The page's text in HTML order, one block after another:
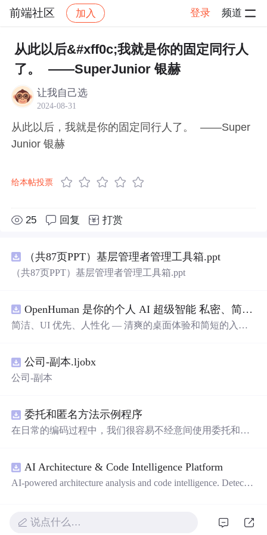
前端社区 加入 登录 频道
社区 前端社区 感慨 帖子详情
从此以后&#xff0c;我就是你的固定同行人
了。 ——SuperJunior 银赫
让我自己选
2024-08-31
从此以后，我就是你的固定同行人了。 ——Super
Junior 银赫
给本帖投票
25 回复 打赏
（共87页PPT）基层管理者管理工具箱.ppt
（共87页PPT）基层管理者管理工具箱.ppt
OpenHuman 是你的个人 AI 超级智能 私密、简洁、极其强大
简洁、UI 优先、人性化 — 清爽的桌面体验和简短的入门
吉祥物，会说话、能感知周围环境、可作为真实参与者加
入你的 Google Meet 会议、跨周记住你，即使你停止输入
公司-副本.ljobx
公司-副本
委托和匿名方法示例程序
在日常的编码过程中，我们很容易不经意间使用委托和匿
的完整项目示例。
AI Architecture & Code Intelligence Platform
AI-powered architecture analysis and code intelligence. Detects
说点什么…